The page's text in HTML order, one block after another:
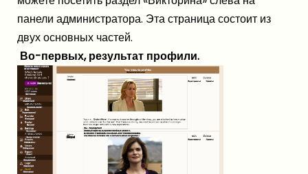
панели администратора. Эта страница состоит из
двух основных частей.
Во-первых, результат профили.